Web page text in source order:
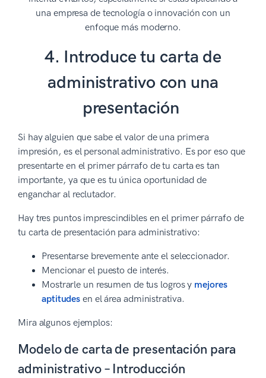
una empresa de tecnología o innovación con un
enfoque más moderno.
4. Introduce tu carta de
administrativo con una
presentación
Si hay alguien que sabe el valor de una primera
impresión, es el personal administrativo. Es por eso que
presentarte en el primer párrafo de tu carta es tan
importante, ya que es tu única oportunidad de
enganchar al reclutador.
Hay tres puntos imprescindibles en el primer párrafo de
tu carta de presentación para administrativo:
Presentarse brevemente ante el seleccionador.
Mencionar el puesto de interés.
Mostrarle un resumen de tus logros y mejores
aptitudes en el área administrativa.
Mira algunos ejemplos:
Modelo de carta de presentación para
administrativo – Introducción